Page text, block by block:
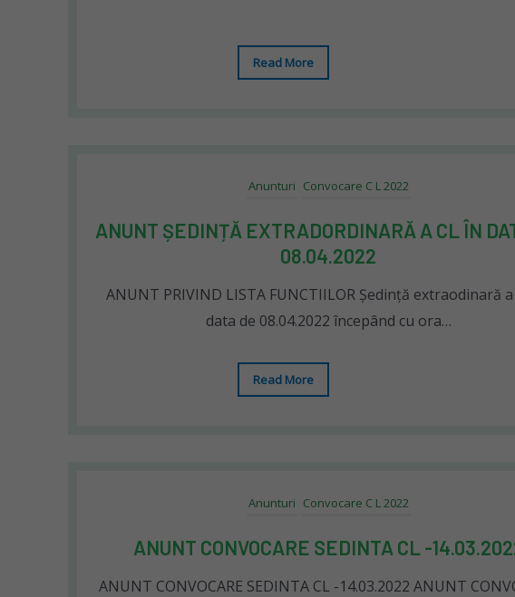
Read More
Anunturi Convocare C L 2022
ANUNT ȘEDINȚĂ EXTRADORDINARĂ A CL ÎN
08.04.2022
ANUNT PRIVIND LISTA FUNCTIILOR Ședință extraodinară a
data de 08.04.2022 începând cu ora…
Read More
Anunturi Convocare C L 2022
ANUNT CONVOCARE SEDINTA CL -
ANUNT CONVOCARE SEDINTA CL -14.03.2022 ANUNT